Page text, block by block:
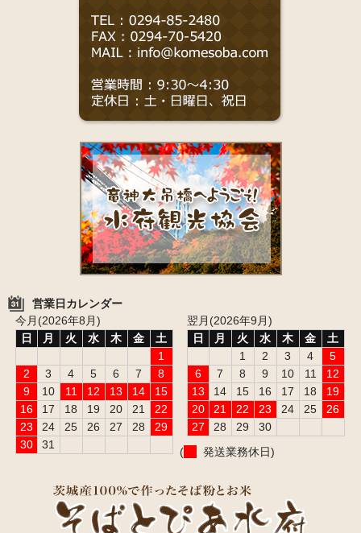
営業日カレンダー
今月(2026年8月)
日
月 火 水 木 金
土
1
2
3 4 5 6 7
8
9
10 11 12 13 14
15
16
17 18 19 20 21
22
23
24 25 26 27 28
29
30
31
翌月(2026年9月)
日
月 火 水 木 金
土
1
2 3 4
5
6
7 8 9 10 11
12
13
14 15 16 17 18
19
20
21 22 23 24 25
26
27
28 29
30
(
発送業務休日)